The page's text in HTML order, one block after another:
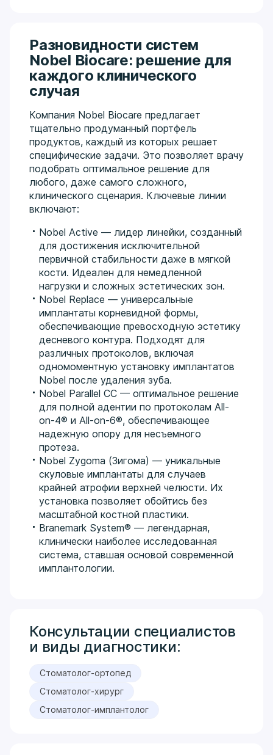
Разновидности систем
Nobel Biocare: решение для
каждого клинического
случая
Компания Nobel Biocare предлагает
тщательно продуманный портфель
продуктов, каждый из которых решает
специфические задачи. Это позволяет врачу
подобрать оптимальное решение для
любого, даже самого сложного,
клинического сценария. Ключевые линии
включают:
Nobel Active — лидер линейки, созданный
для достижения исключительной
первичной стабильности даже в мягкой
кости. Идеален для немедленной
нагрузки и сложных эстетических зон.
Nobel Replace — универсальные
имплантаты корневидной формы,
обеспечивающие превосходную эстетику
десневого контура. Подходят для
различных протоколов, включая
одномоментную установку имплантатов
Nobel после удаления зуба.
Nobel Parallel CC — оптимальное решение
для полной адентии по протоколам All-
on-4® и All-on-6®, обеспечивающее
надежную опору для несъемного
протеза.
Nobel Zygoma (Зигома) — уникальные
скуловые имплантаты для случаев
крайней атрофии верхней челюсти. Их
установка позволяет обойтись без
масштабной костной пластики.
Branemark System® — легендарная,
клинически наиболее исследованная
система, ставшая основой современной
имплантологии.
Консультации специалистов
и виды диагностики:
Стоматолог-ортопед
Стоматолог-хирург
Стоматолог-имплантолог